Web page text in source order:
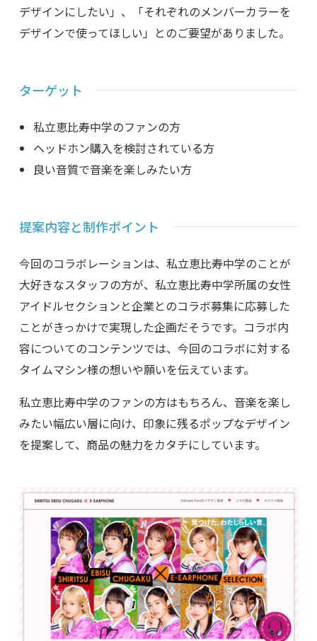
デザインにしたい」、「それぞれのメンバーカラーを
デザインで使ってほしい」とのご要望がありました。
ターゲット
私立恵比寿中学のファンの方
ヘッドホン購入を検討されている方
良い音質で音楽を楽しみたい方
提案内容と制作ポイント
今回のコラボレーションは、私立恵比寿中学のことが
大好きなスタッフの方が、私立恵比寿中学所属の女性
アイドルセクションと企業とのコラボ募集に応募した
ことがきっかけで実現した企画だそうです。コラボ内
容についてのコンテンツでは、今回のコラボに対する
タイムマシン様の想いや願いを伝えています。
私立恵比寿中学のファンの方はもちろん、音楽を楽し
みたい幅広い層に向け、印象に残るポップなデザイン
を提案して、商品の魅力をカタチにしています。